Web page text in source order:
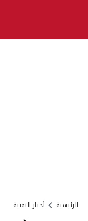
الرئيسية أخبار التقنية